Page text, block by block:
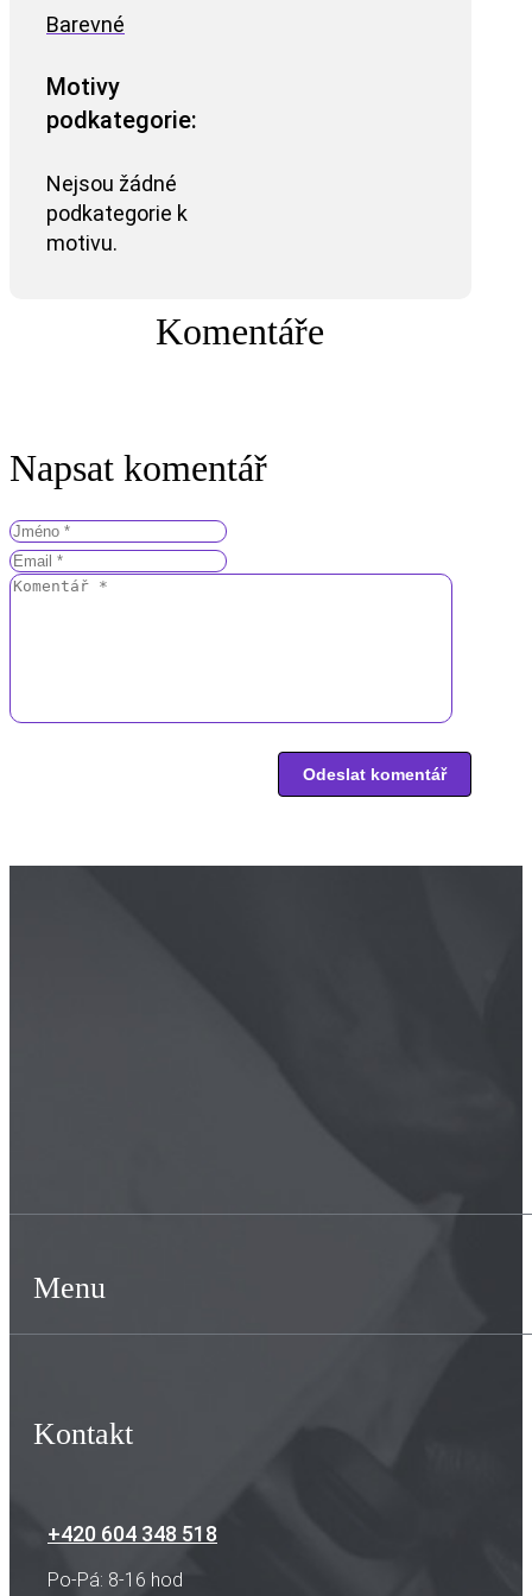
Barevné
Motivy
podkategorie:
Nejsou žádné
podkategorie k
motivu.
Komentáře
Napsat komentář
Menu
Kontakt
+420 604 348 518
Po-Pá: 8-16 hod